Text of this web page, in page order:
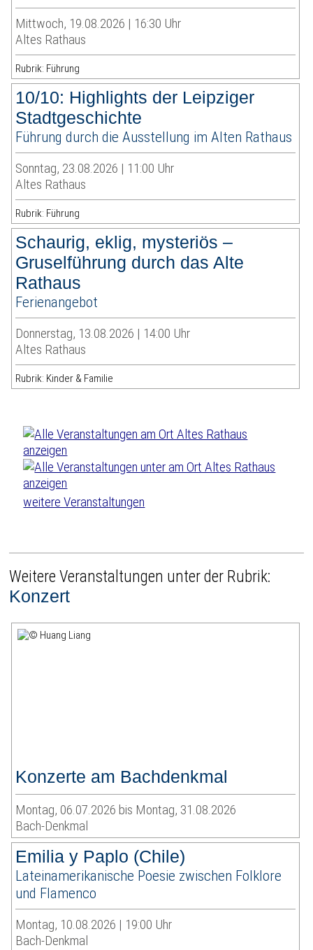
Mittwoch, 19.08.2026 | 16:30 Uhr
Altes Rathaus
Rubrik: Führung
10/10: Highlights der Leipziger
Stadtgeschichte
Führung durch die Ausstellung im Alten Rathaus
Sonntag, 23.08.2026 | 11:00 Uhr
Altes Rathaus
Rubrik: Führung
Schaurig, eklig, mysteriös –
Gruselführung durch das Alte
Rathaus
Ferienangebot
Donnerstag, 13.08.2026 | 14:00 Uhr
Altes Rathaus
Rubrik: Kinder & Familie
weitere Veranstaltungen
Weitere Veranstaltungen unter der Rubrik:
Konzert
Konzerte am Bachdenkmal
Montag, 06.07.2026 bis Montag, 31.08.2026
Bach-Denkmal
Emilia y Paplo (Chile)
Lateinamerikanische Poesie zwischen Folklore
und Flamenco
Montag, 10.08.2026 | 19:00 Uhr
Bach-Denkmal